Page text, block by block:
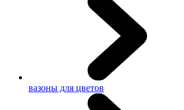
вазоны для цветов